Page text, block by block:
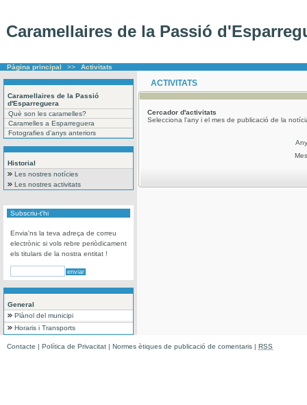
Caramellaires de la Passió
Pàgina principal >> Activitats
Caramellaires de la Passió
d'Esparreguera
Què son les caramelles?
Caramelles a Esparreguera
Fotografies d’anys anteriors
Historial
Les nostres notícies
Les nostres activitats
Subscriu-t'hi
Envia'ns la teva adreça de correu
electrònic si vols rebre periòdicament
els titulars de la nostra entitat !
General
Plànol del municipi
Horaris i Transports
ACTIVITATS
Cercador d'activitats
Selecciona l'any i el mes de publicació de la
Any
Mes
Contacte | Política de Privacitat | Normes ètiques de publicació de comentaris | RSS